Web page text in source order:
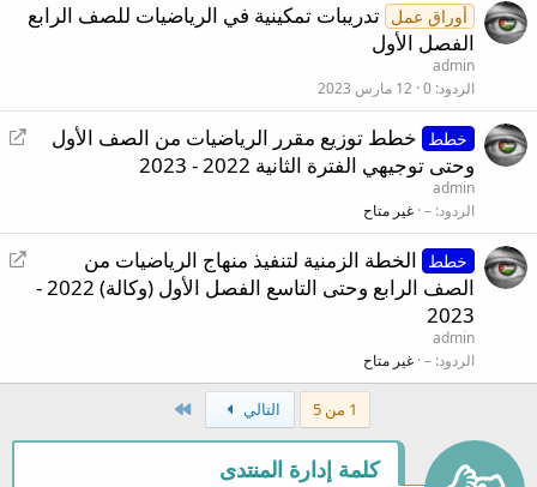
أوراق عمل تدريبات تمكينية في الرياضيات للصف الرابع
الفصل الأول
admin
الردود 0 12 مارس 2023
إ
ت
خطط خطط توزيع مقرر الرياضيات من الصف الأول
وحتى توجيهي الفترة الثانية 2022 - 2023
admin
الردود – غير متاح
إ
ت
خطط الخطة الزمنية لتنفيذ منهاج الرياضيات من
الصف الرابع وحتى التاسع الفصل الأول (وكالة) 2022 -
2023
admin
الردود – غير متاح
1 من 5 التالي
كلمة إدارة المنتدى